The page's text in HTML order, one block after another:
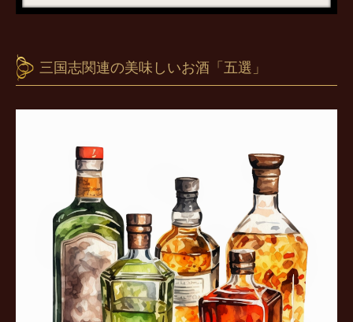
三国志関連の美味しいお酒「五選」